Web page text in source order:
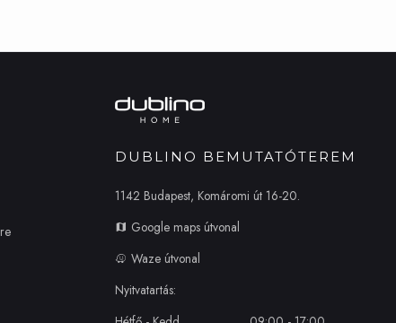
DUBLINO BEMUTATÓTEREM
1142 Budapest, Komáromi út 16-20.
Google maps útvonal
Waze útvonal
Nyitvatartás: